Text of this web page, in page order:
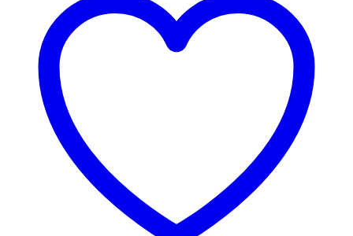
20oz
tumblers
quantity